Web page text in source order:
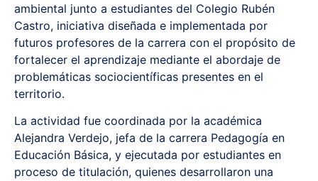
ambiental junto a estudiantes del Colegio Rubén
Castro, iniciativa diseñada e implementada por
futuros profesores de la carrera con el propósito de
fortalecer el aprendizaje mediante el abordaje de
problemáticas sociocientíficas presentes en el
territorio.
La actividad fue coordinada por la académica
Alejandra Verdejo, jefa de la carrera Pedagogía en
Educación Básica, y ejecutada por estudiantes en
proceso de titulación, quienes desarrollaron una